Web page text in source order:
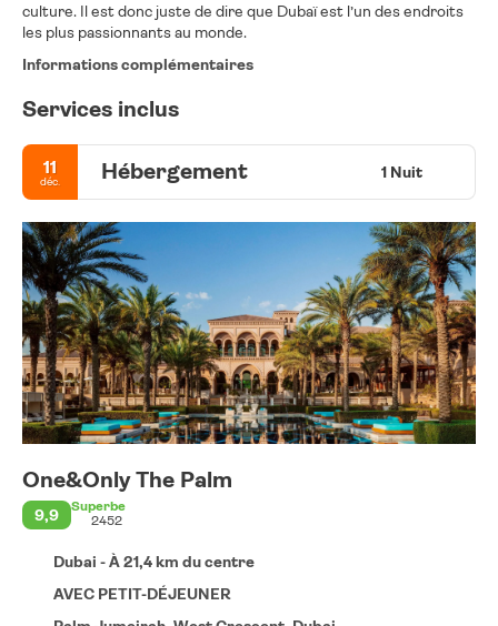
culture. Il est donc juste de dire que Dubaï est l’un des endroits
les plus passionnants au monde.
Informations complémentaires
Services inclus
11
déc. Hébergement 1 Nuit
One&Only The Palm
9,9
Superbe
2452
Dubai - À 21,4 km du centre
AVEC PETIT-DÉJEUNER